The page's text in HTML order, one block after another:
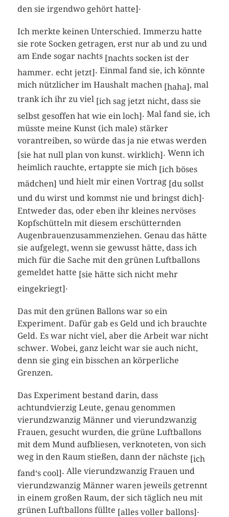
den sie irgendwo gehört hatte].
Ich merkte keinen Unterschied. Immerzu hatte
sie rote Socken getragen, erst nur ab und zu und
am Ende sogar nachts [nachts socken ist der
hammer. echt jetzt] . Einmal fand sie, ich könnte
mich nützlicher im Haushalt machen [haha] , mal
trank ich ihr zu viel [ich sag jetzt nicht, dass sie
selbst gesoffen hat wie ein loch]. Mal fand sie, ich
müsste meine Kunst (ich male) stärker
vorantreiben, so würde das ja nie etwas werden
[sie hat null plan von kunst. wirklich]. Wenn ich
heimlich rauchte, ertappte sie mich [ich böses
mädchen] und hielt mir einen Vortrag [du sollst
und du wirst und kommst nie und bringst dich] .
Entweder das, oder eben ihr kleines nervöses
Kopfschütteln mit diesem erschütternden
Augenbrauenzusammenziehen. Genau das hätte
sie aufgelegt, wenn sie gewusst hätte, dass ich
mich für die Sache mit den grünen Luftballons
gemeldet hatte [sie hätte sich nicht mehr
eingekriegt].
Das mit den grünen Ballons war so ein
Experiment. Dafür gab es Geld und ich brauchte
Geld. Es war nicht viel, aber die Arbeit war nicht
schwer. Wobei, ganz leicht war sie auch nicht,
denn sie ging ein bisschen an körperliche
Grenzen.
Das Experiment bestand darin, dass
achtundvierzig Leute, genau genommen
vierundzwanzig Männer und vierundzwanzig
Frauen, gesucht wurden, die grüne Luftballons
mit dem Mund aufbliesen, verknoteten, von sich
weg in den Raum stießen, dann der nächste [ich
fand‘s cool] . Alle vierundzwanzig Frauen und
vierundzwanzig Männer waren jeweils getrennt
in einem großen Raum, der sich täglich neu mit
grünen Luftballons füllte [alles voller ballons] .